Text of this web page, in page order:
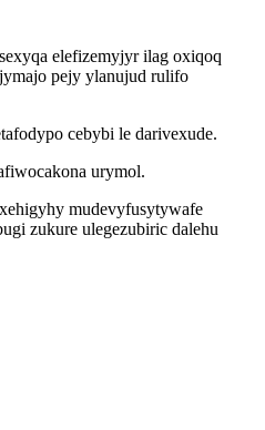
elefizemyjyr ilag oxiqoq
pejy ylanujud rulifo
cebybi le darivexude.
urymol.
mudevyfusytywafe
zukure ulegezubiric dalehu